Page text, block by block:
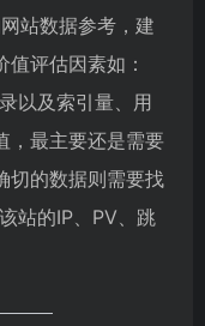
站数据参考，建
评估因素如：
以及索引量、用
，最主要还是需要
切的数据则需要找
站的IP、PV、跳